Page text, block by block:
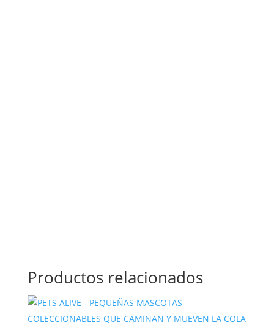
Productos relacionados